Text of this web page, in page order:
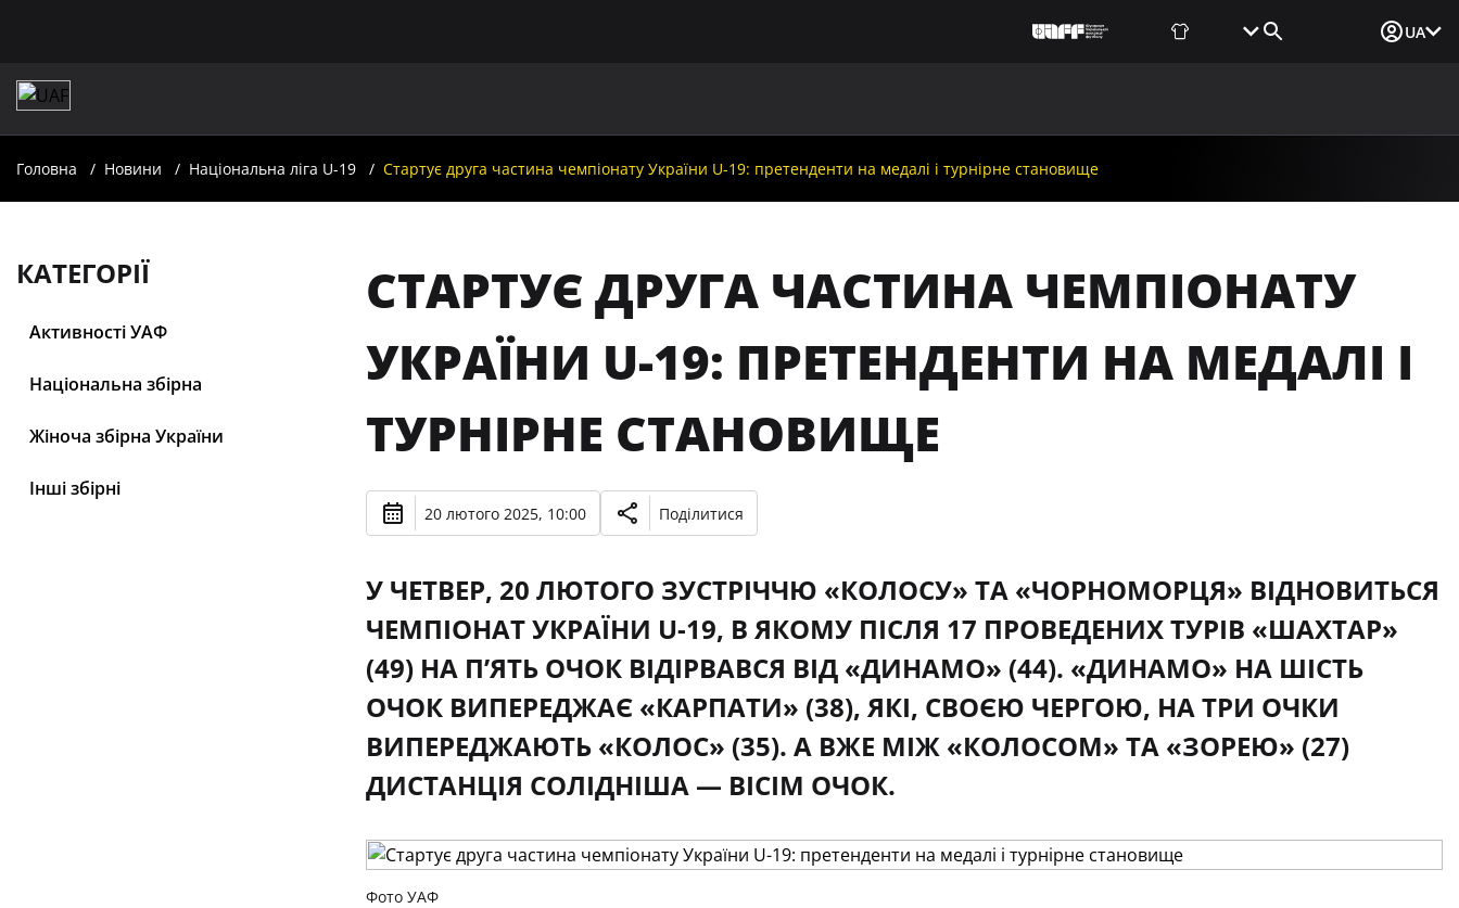
UA
Головна Новини Національна ліга U-19 Стартує друга частина чемпіонату України U-19: претенденти на медалі і турнірне становище
КАТЕГОРІЇ
Активності УАФ
Національна збірна
Жіноча збірна України
Інші збірні
СТАРТУЄ ДРУГА ЧАСТИНА ЧЕМПІОНАТУ
УКРАЇНИ U-19: ПРЕТЕНДЕНТИ НА МЕДАЛІ І
ТУРНІРНЕ СТАНОВИЩЕ
20 лютого 2025, 10:00 Поділитися
У ЧЕТВЕР, 20 ЛЮТОГО ЗУСТРІЧЧЮ «КОЛОСУ» ТА «ЧОРНОМОРЦЯ» ВІДНОВИТЬСЯ
ЧЕМПІОНАТ УКРАЇНИ U-19, В ЯКОМУ ПІСЛЯ 17 ПРОВЕДЕНИХ ТУРІВ «ШАХТАР»
(49) НА П’ЯТЬ ОЧОК ВІДІРВАВСЯ ВІД «ДИНАМО» (44). «ДИНАМО» НА ШІСТЬ
ОЧОК ВИПЕРЕДЖАЄ «КАРПАТИ» (38), ЯКІ, СВОЄЮ ЧЕРГОЮ, НА ТРИ ОЧКИ
ВИПЕРЕДЖАЮТЬ «КОЛОС» (35). А ВЖЕ МІЖ «КОЛОСОМ» ТА «ЗОРЕЮ» (27)
ДИСТАНЦІЯ СОЛІДНІША — ВІСІМ ОЧОК.
Фото УАФ